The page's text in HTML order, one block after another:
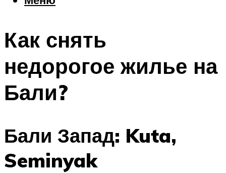
Шоппинг
Меню
Как снять
недорогое жилье на
Бали?
Бали Запад: Kuta,
Seminyak